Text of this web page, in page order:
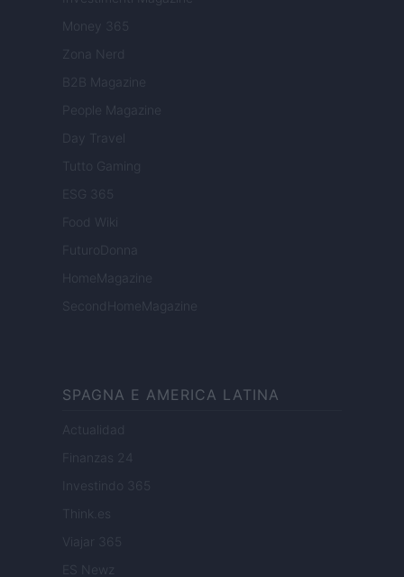
Money 365
Zona Nerd
B2B Magazine
People Magazine
Day Travel
Tutto Gaming
ESG 365
Food Wiki
FuturoDonna
HomeMagazine
SecondHomeMagazine
SPAGNA E AMERICA LATINA
Actualidad
Finanzas 24
Investindo 365
Think.es
Viajar 365
ES Newz